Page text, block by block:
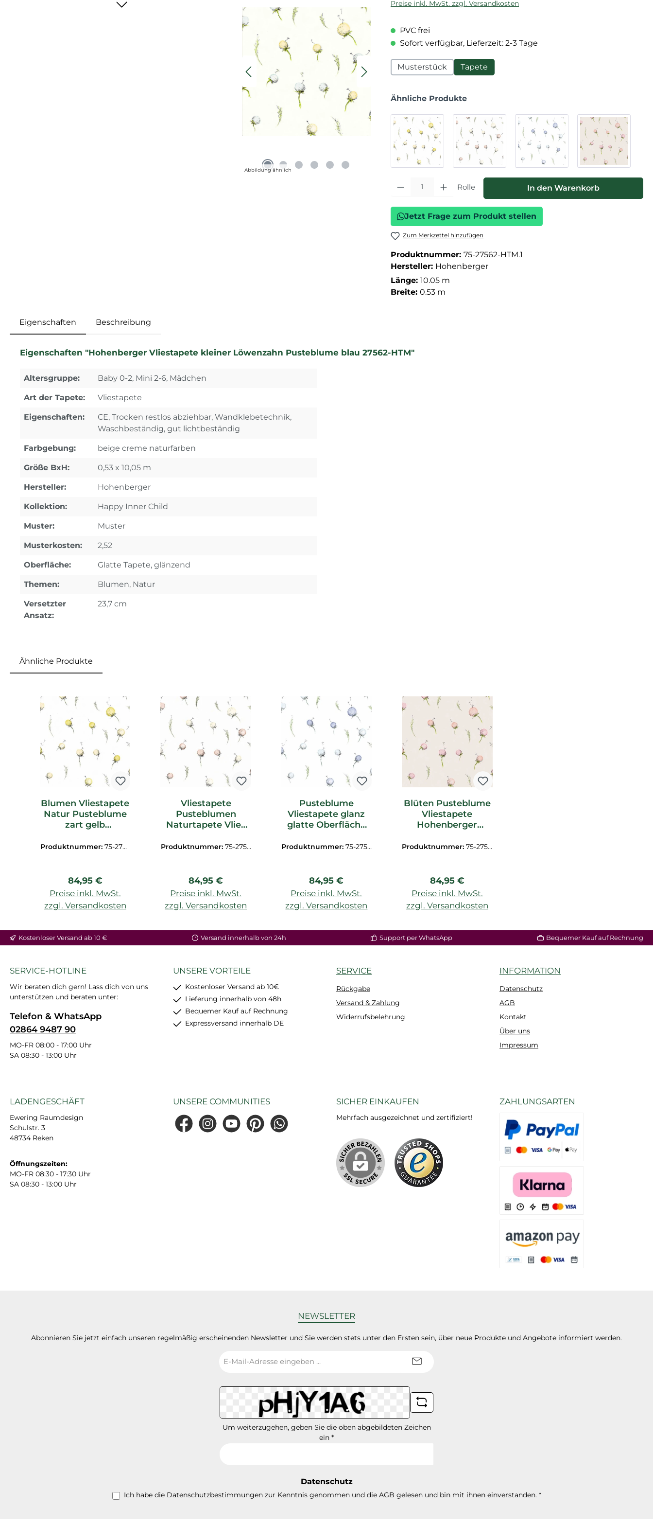
Abbildung ähnlich
Preise inkl. MwSt. zzgl. Versandkosten
PVC frei
Sofort verfügbar, Lieferzeit: 2-3 Tage
Musterstück Tapete
Ähnliche Produkte
Produkt Anzahl: Gib den gewünschten Wert ein oder benutze die
Rolle In den Warenkorb
Jetzt Frage zum Produkt stellen
Zum Merkzettel hinzufügen
Produktnummer: 75-27562-HTM.1
Hersteller: Hohenberger
Länge: 10.05 m
Breite: 0.53 m
Eigenschaften Beschreibung
Eigenschaften "Hohenberger Vliestapete kleiner Löwenzahn Pusteblume blau 27562-HTM"
Altersgruppe: Baby 0-2, Mini 2-6, Mädchen
Art der Tapete: Vliestapete
Eigenschaften:
CE, Trocken restlos abziehbar, Wandklebetechnik,
Waschbeständig, gut lichtbeständig
Farbgebung: beige creme naturfarben
Größe BxH: 0,53 x 10,05 m
Hersteller: Hohenberger
Kollektion: Happy Inner Child
Muster: Muster
Musterkosten: 2,52
Oberfläche: Glatte Tapete, glänzend
Themen: Blumen, Natur
Versetzter
Ansatz:
23,7 cm
Ähnliche Produkte
Blumen Vliestapete
Natur Pusteblume
zart gelb
27559-HTM
Produktnummer: 75-2755
Regulärer Preis:
84,95 €
Preise inkl. MwSt.
zzgl. Versandkosten
Vliestapete
Pusteblumen
Naturtapete Vlies
beige 27560-HTM
Produktnummer: 75-2756
Regulärer Preis:
84,95 €
Preise inkl. MwSt.
zzgl. Versandkosten
Pusteblume
Vliestapete glanz
glatte Oberfläche
Produktnummer: 75-2756
Regulärer Preis:
84,95 €
Preise inkl. MwSt.
zzgl. Versandkosten
Blüten Pusteblume
Vliestapete
Hohenberger
HTM
Produktnummer:75-2756
Regulärer Preis:
84,95 €
Preise inkl. MwSt.
zzgl. Versandkosten
Kostenloser Versand ab 10 € Versand innerhalb von 24h Support per WhatsApp Bequemer Kauf auf Rechnung
SERVICE-HOTLINE
Wir beraten dich gern! Lass dich von uns
unterstützen und beraten unter:
Telefon & WhatsApp
02864 9487 90
MO-FR 08:00 - 17:00 Uhr
SA 08:30 - 13:00 Uhr
UNSERE VORTEILE
Kostenloser Versand ab 10€
Lieferung innerhalb von 48h
Bequemer Kauf auf Rechnung
Expressversand innerhalb DE
SERVICE
Rückgabe
Versand & Zahlung
Widerrufsbelehrung
INFORMATION
Datenschutz
AGB
Kontakt
Über uns
Impressum
LADENGESCHÄFT
Ewering Raumdesign
Schulstr. 3
48734 Reken
Öffnungszeiten:
MO-FR 08:30 - 17:30 Uhr
SA 08:30 - 13:00 Uhr
UNSERE COMMUNITIES
FacebookInstagramYouTubePinterestWhatsApp
SICHER EINKAUFEN
Mehrfach ausgezeichnet und zertifiziert!
ZAHLUNGSARTEN
NEWSLETTER
Abonnieren Sie jetzt einfach unseren regelmäßig erscheinenden Newsletter und Sie werden stets unter den Ersten sein, über neue Produkte und Angebote informiert werden.
Mail-
*
Um weiterzugehen, geben Sie die oben abgebildeten Zeichen
ein *
Datenschutz
Ich habe die Datenschutzbestimmungenzur Kenntnis genommen und die AGB gelesen und bin mit ihnen einverstanden. *